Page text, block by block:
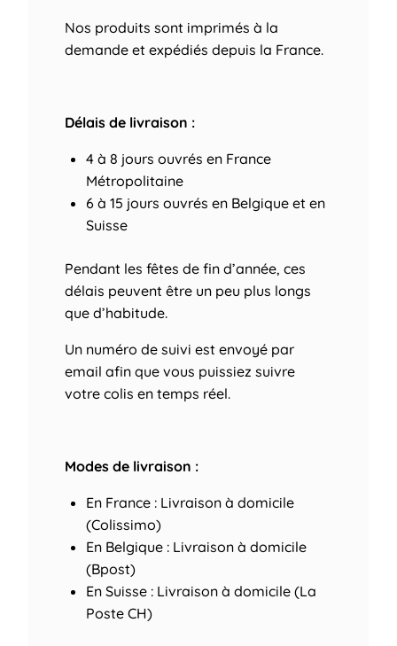
Nos produits sont imprimés à la
demande et expédiés depuis la France.
Délais de livraison :
4 à 8 jours ouvrés en France
Métropolitaine
6 à 15 jours ouvrés en Belgique et en
Suisse
Pendant les fêtes de fin d’année, ces
délais peuvent être un peu plus longs
que d’habitude.
Un numéro de suivi est envoyé par
email afin que vous puissiez suivre
votre colis en temps réel.
Modes de livraison :
En France : Livraison à domicile
(Colissimo)
En Belgique : Livraison à domicile
(Bpost)
En Suisse : Livraison à domicile (La
Poste CH)